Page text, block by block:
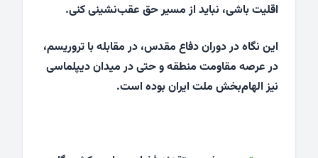
اقلیت باشی، نباید از مسیر حق عقب‌نشینی کنی.
این نگاه در دوران دفاع مقدس، در مقابله با تروریسم،
در عرصه مقاومت منطقه و حتی در میدان دیپلماسی
نیز الهام‌بخش ملت ایران بوده است.